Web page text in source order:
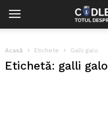
Acasă Etichete Galli galo
Etichetă: galli galo